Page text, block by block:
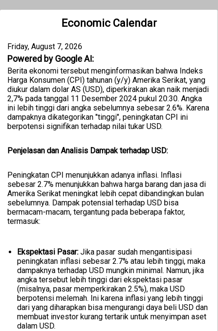
Economic Calendar
Friday, August 7, 2026
Powered by Google AI:
Berita ekonomi tersebut menginformasikan bahwa Indeks
Harga Konsumen (CPI) tahunan (y/y) Amerika Serikat, yang
diukur dalam dolar AS (USD), diperkirakan akan naik menjadi
2,7% pada tanggal 11 Desember 2024 pukul 20:30. Angka
ini lebih tinggi dari angka sebelumnya sebesar 2.6%. Karena
dampaknya dikategorikan "tinggi", peningkatan CPI ini
berpotensi signifikan terhadap nilai tukar USD.
Penjelasan dan Analisis Dampak terhadap USD:
Peningkatan CPI menunjukkan adanya inflasi. Inflasi
sebesar 2.7% menunjukkan bahwa harga barang dan jasa di
Amerika Serikat meningkat lebih cepat dibandingkan bulan
sebelumnya. Dampak potensial terhadap USD bisa
bermacam-macam, tergantung pada beberapa faktor,
termasuk:
Ekspektasi Pasar: Jika pasar sudah mengantisipasi
peningkatan inflasi sebesar 2.7% atau lebih tinggi, maka
dampaknya terhadap USD mungkin minimal. Namun, jika
angka tersebut lebih tinggi dari ekspektasi pasar
(misalnya, pasar memperkirakan 2.5%), maka USD
berpotensi melemah. Ini karena inflasi yang lebih tinggi
dari yang diharapkan bisa mengurangi daya beli USD dan
membuat investor kurang tertarik untuk menyimpan aset
dalam USD.